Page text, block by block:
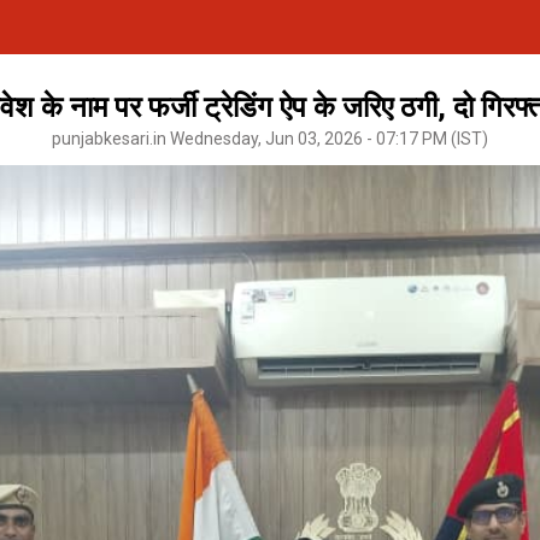
के नाम पर फर्जी ट्रेडिंग ऐप के जरिए ठगी, दो
punjabkesari.in Wednesday, Jun 03, 2026 - 07:17 PM (IST)